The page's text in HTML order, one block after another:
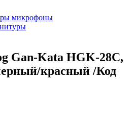
микрофоны
Gan-Kata HGK-28C,
красный /Код